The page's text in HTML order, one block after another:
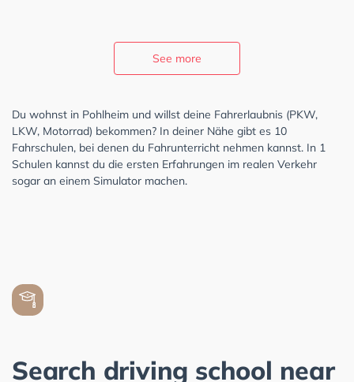
See more
Du wohnst in Pohlheim und willst deine Fahrerlaubnis (PKW,
LKW, Motorrad) bekommen? In deiner Nähe gibt es 10
Fahrschulen, bei denen du Fahrunterricht nehmen kannst. In 1
Schulen kannst du die ersten Erfahrungen im realen Verkehr
sogar an einem Simulator machen.
Search driving school near